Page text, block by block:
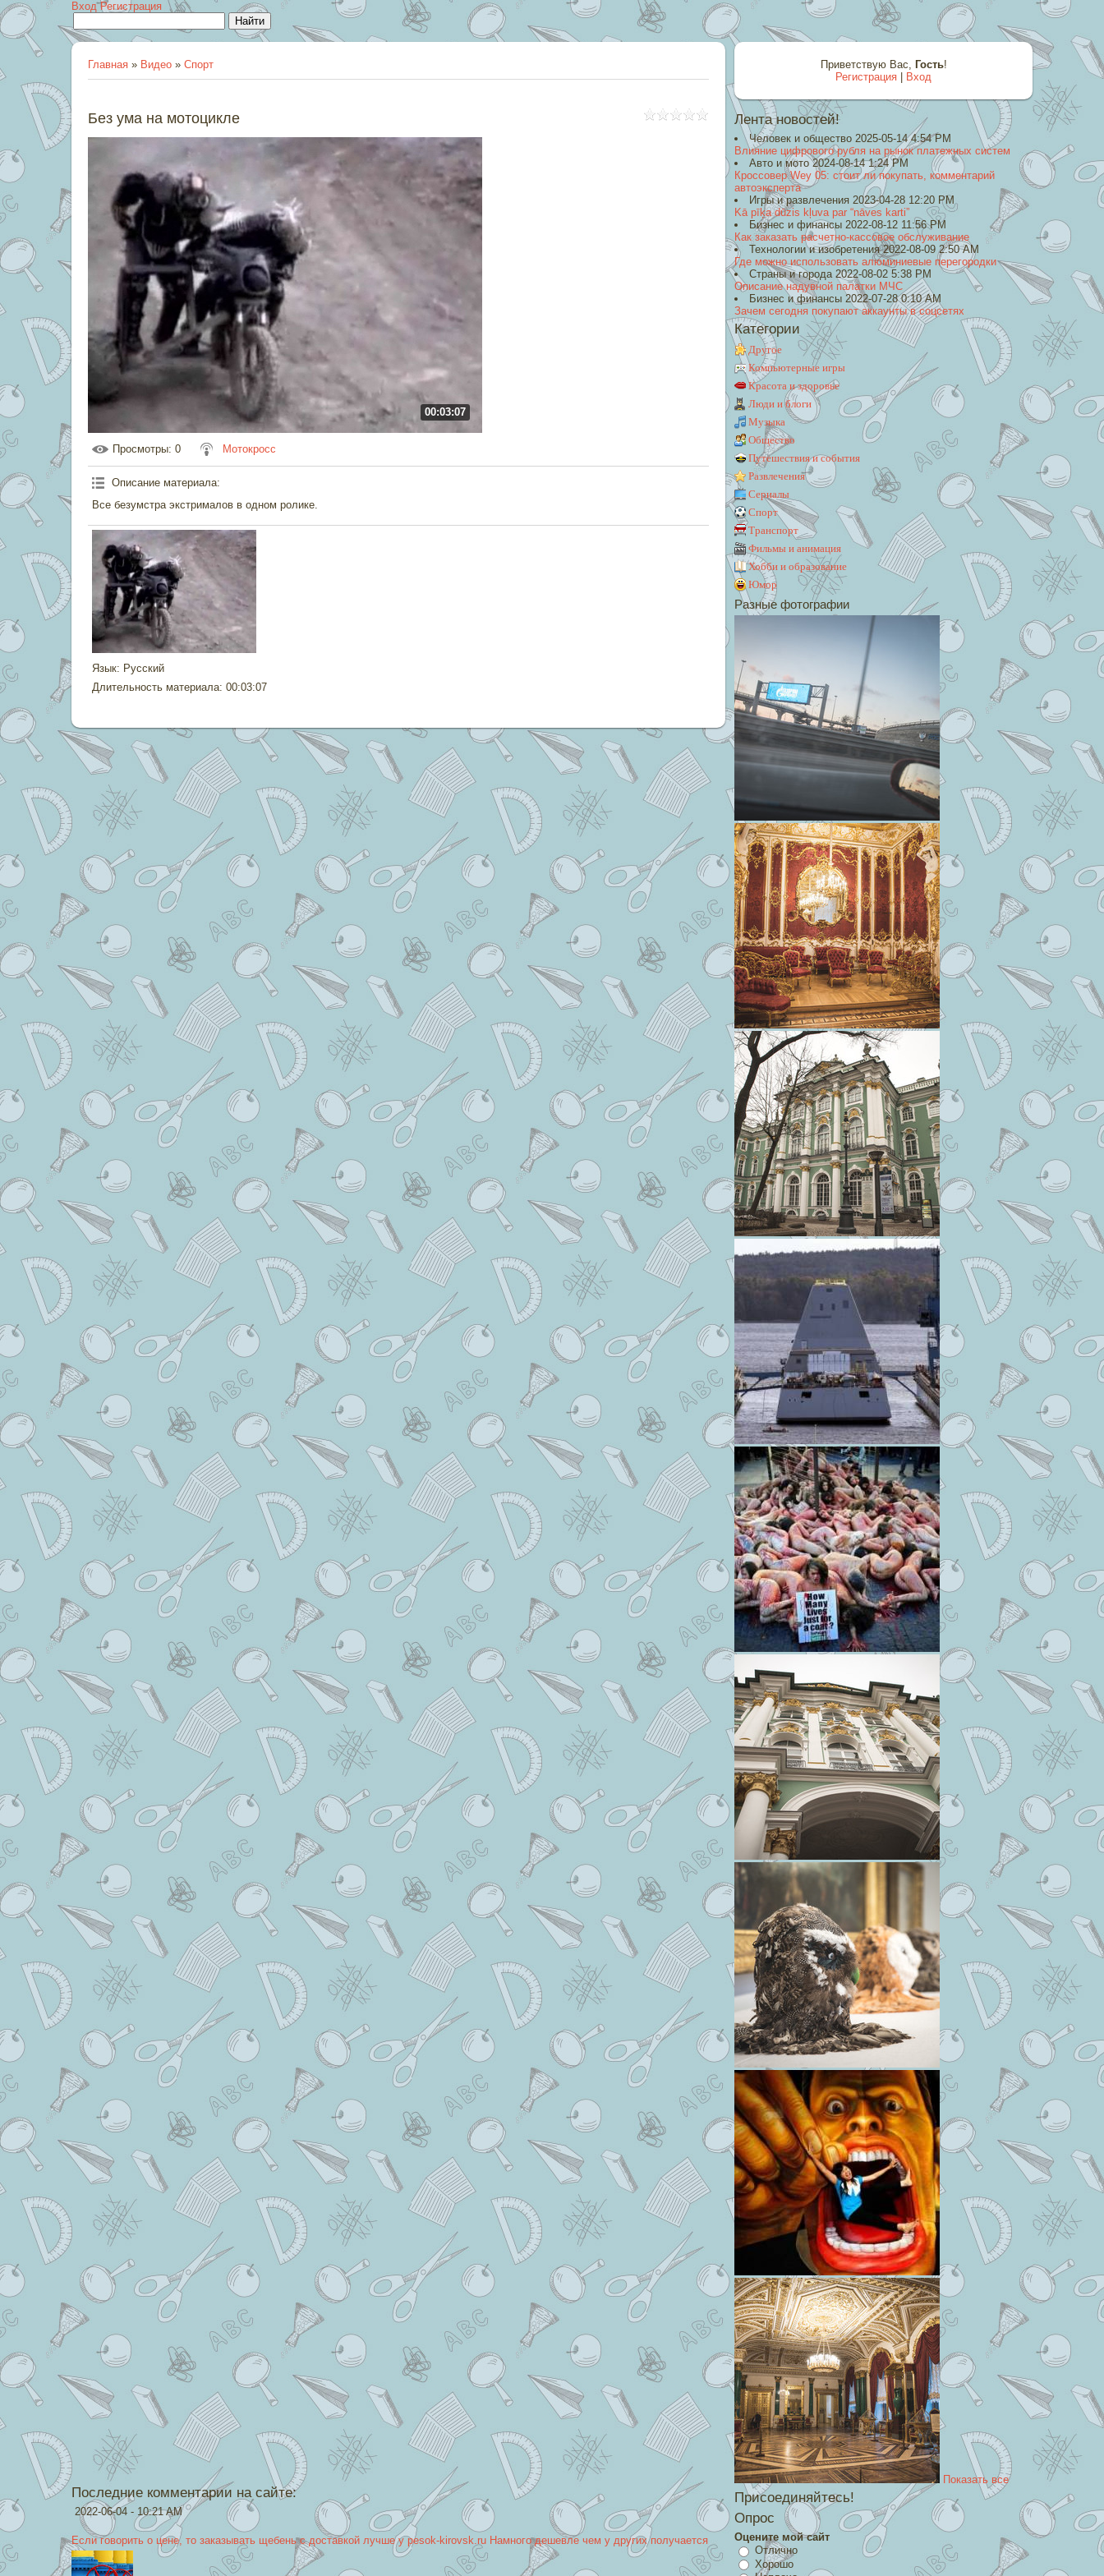
Вход Регистрация
Главная » Видео » Спорт
Без ума на мотоцикле
00:03:07
Просмотры: 0 Мотокросс
Описание материала:
Все безумстра экстрималов в одном ролике.
Язык: Русский
Длительность материала: 00:03:07
Приветствую Вас, Гость!
Регистрация
Вход
Лента новостей!
Человек и общество 2025-05-14 4:54 PM
Влияние цифрового рубля на рынок платежных систем
Авто и мото 2024-08-14 1:24 PM
Кроссовер Wey 05: стоит ли покупать, комментарий
автоэксперта
Игры и развлечения 2023-04-28 12:20 PM
Kā pīķa dūzis kļuva par “nāves karti”
Бизнес и финансы 2022-08-12 11:56 PM
Как заказать расчетно-кассовое обслуживание
Технологии и изобретения 2022-08-09 2:50 AM
Где можно использовать алюминиевые перегородки
Страны и города 2022-08-02 5:38 PM
Описание надувной палатки МЧС
Бизнес и финансы 2022-07-28 0:10 AM
Зачем сегодня покупают аккаунты в соцсетях
Категории
Другое
Компьютерные игры
Красота и здоровье
Люди и блоги
Музыка
Общество
Путешествия и события
Развлечения
Сериалы
Спорт
Транспорт
Фильмы и анимация
Хобби и образование
Юмор
Разные фотографии
Показать все
Присоединяйтесь!
Опрос
Оцените мой сайт
Отлично
Хорошо
Последние комментарии на сайте:
2022-06-04 - 10:21 AM
Если говорить о цене, то заказывать щебень с доставкой лучше у pesok-kirovsk.ru Намного дешевле чем у других получается